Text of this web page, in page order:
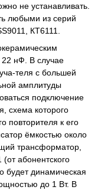
не устанавливать.
любыми из серий
КТ6111.
22 нФ. В случае
теля с большей
амплитуды
подключение
схема которого
повторителя к его
ёмкостью около
трансформатор,
абонентского
будет динамическая
до 1 Вт. В